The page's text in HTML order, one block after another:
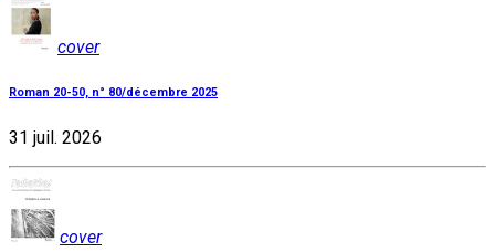
cover
Roman 20-50, n° 80/décembre 2025
31 juil. 2026
cover